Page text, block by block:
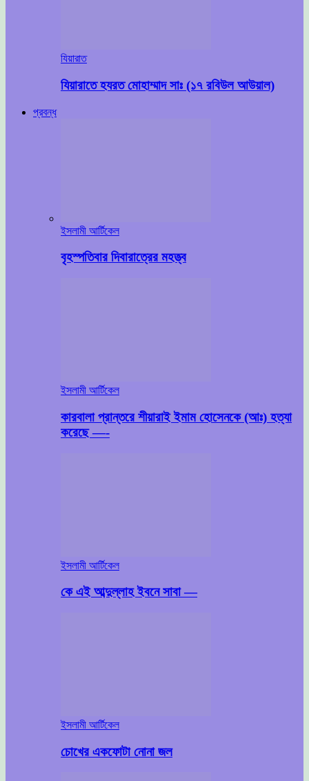
যিয়ারাত
যিয়ারাতে হযরত মোহাম্মাদ সাঃ (১৭ রবিউল আউয়াল)
প্রবন্ধ
ইসলামী আর্টিকেল
বৃহস্পতিবার দিবারাত্রের মহত্ত্ব
ইসলামী আর্টিকেল
কারবালা প্রান্তরে শীয়ারাই ইমাম হোসেনকে (আঃ) হত্যা
করেছে —-
ইসলামী আর্টিকেল
কে এই আব্দুল্লাহ ইবনে সাবা —
ইসলামী আর্টিকেল
চোখের একফোটা নোনা জল